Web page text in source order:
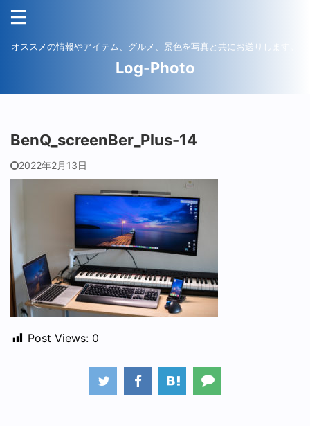
オススメの情報やアイテム、グルメ、景色を写真と共にお送りします。
Log-Photo
BenQ_screenBer_Plus-14
2022年2月13日
Post Views: 0